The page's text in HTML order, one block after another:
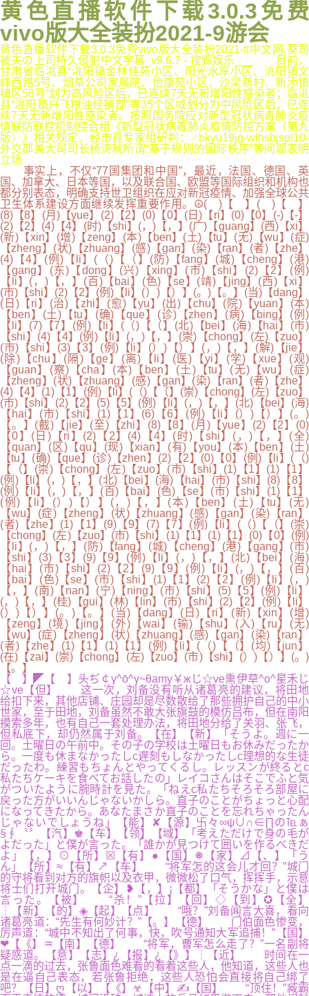
黄色直播软件下载3.0.3免费
vivo版大全装扮2021-9游会
黄色直播软件下载3.0.3免费vivo版大全装扮2021-ft中文网,葵司
被夫の上司持久侵犯中文字幕_v9.6.7 - 搜狐娱乐___ 目前，
甘肃省临洮县“洮阳镇金林佳苑小区、阳光水岸小区、洮阳镇文
峰西路5号、烟草公司家属院、怡康苑小区、沙梁新村、新添镇
镇区56号”划为高风险区后，已连续7天无新增阳性感染者；临洮
县“洮阳镇兴飞粮油经销部”等35个区域划分为中风险区后，已连
续7天无新增阳性感染者。按照国务院应对新型冠状病毒肺炎疫
情联防联控机制综合组《新型冠状病毒肺炎疫情防控方案（第九
版）》相关规定，经市县专家组研判：♂bkyu19jg-wlhsbjspl10-
外交部美大司司长杨涛就所谓“基于规则的国际秩序”等问题表明
立场
事实上，不仅“77国集团和中国”，最近，法国、德国、英
国、加拿大、日本等国，以及联合国、欧盟等国际组织和机构也
都分别表态，明确支持世卫组织在应对新冠疫情、加强全球公共
卫生体系建设方面继续发挥重要作用。☮( )【 】( )【 】
(8)【8】(月)【yue】(2)【2】(0)【0】(日)【ri】(0)【0】(-)【-】
(2)【2】(4)【4】(时)【shi】(，)【，】(广)【guang】(西)【xi】
(新)【xin】(增)【zeng】(本)【ben】(土)【tu】(无)【wu】(症)
【zheng】(状)【zhuang】(感)【gan】(染)【ran】(者)【zhe】
(4)【4】(例)【li】(（)【（】(防)【fang】(城)【cheng】(港)
【gang】(东)【dong】(兴)【xing】(市)【shi】(2)【2】(例)
【li】(，)【，】(百)【bai】(色)【se】(靖)【jing】(西)【xi】
(市)【shi】(2)【2】(例)【li】(）)【）】(。)【。】(当)【dang】
(日)【ri】(治)【zhi】(愈)【yu】(出)【chu】(院)【yuan】(本)
【ben】(土)【tu】(确)【que】(诊)【zhen】(病)【bing】(例)
【li】(7)【7】(例)【li】(（)【（】(北)【bei】(海)【hai】(市)
【shi】(4)【4】(例)【li】(，)【，】(崇)【chong】(左)【zuo】
(市)【shi】(3)【3】(例)【li】(）)【）】(，)【，】(解)【jie】
(除)【chu】(隔)【ge】(离)【li】(医)【yi】(学)【xue】(观)
【guan】(察)【cha】(本)【ben】(土)【tu】(无)【wu】(症)
【zheng】(状)【zhuang】(感)【gan】(染)【ran】(者)【zhe】
(4)【4】(1)【1】(例)【li】(（)【（】(崇)【chong】(左)【zuo】
(市)【shi】(2)【2】(5)【5】(例)【li】(，)【，】(北)【bei】(海)
【hai】(市)【shi】(1)【1】(6)【6】(例)【li】(）)【）】(。)
【。】(截)【jie】(至)【zhi】(8)【8】(月)【yue】(2)【2】(0)
【0】(日)【ri】(2)【2】(4)【4】(时)【shi】(，)【，】(全)
【quan】(区)【qu】(现)【xian】(有)【you】(本)【ben】(土)
【tu】(确)【que】(诊)【zhen】(2)【2】(0)【0】(例)【li】(（)
【（】(崇)【chong】(左)【zuo】(市)【shi】(1)【1】(1)【1】
(例)【li】(，)【，】(北)【bei】(海)【hai】(市)【shi】(8)【8】
(例)【li】(，)【，】(百)【bai】(色)【se】(市)【shi】(1)【1】
(例)【li】(）)【）】(，)【，】(本)【ben】(土)【tu】(无)
【wu】(症)【zheng】(状)【zhuang】(感)【gan】(染)【ran】
(者)【zhe】(1)【1】(9)【9】(7)【7】(例)【li】(（)【（】(崇)
【chong】(左)【zuo】(市)【shi】(1)【1】(1)【1】(0)【0】(例)
【li】(，)【，】(防)【fang】(城)【cheng】(港)【gang】(市)
【shi】(3)【3】(9)【9】(例)【li】(，)【，】(北)【bei】(海)
【hai】(市)【shi】(2)【2】(9)【9】(例)【li】(，)【，】(百)
【bai】(色)【se】(市)【shi】(1)【1】(2)【2】(例)【li】(，)
【，】(南)【nan】(宁)【ning】(市)【shi】(5)【5】(例)【li】
(，)【，】(桂)【gui】(林)【lin】(市)【shi】(2)【2】(例)【li】
(）)【）】(。)【。】(当)【dang】(日)【ri】(新)【xin】(增)
【zeng】(境)【jing】(外)【wai】(输)【shu】(入)【ru】(无)
【wu】(症)【zheng】(状)【zhuang】(感)【gan】(染)【ran】
(者)【zhe】(1)【1】(1)【1】(例)【li】(（)【（】(均)【jun】
(在)【zai】(崇)【chong】(左)【zuo】(市)【shi】(）)【）】(。)
【。】
【 】◤【 】头ぢ￠γ^ō^γ~θamy￥жじ☆ve熏伊草^o^星禾じ
☆ve【但】 这一次，刘备没有听从诸葛亮的建议，将田地
给扣下来，其他店铺、庄园却是尽数散给了那些拥护自己的中小
世家，至于田地，刘备虽然不敢大张旗鼓的模仿吕布，但在南阳
摸索多年，也有自己一套处理办法，将田地分给了关羽、张飞，
但私底下，却仍然属于刘备。【在】【新】「そうよ。週に一
回。土曜日の午前中。その子の学校は土曜日もお休みだったか
ら。一度も休まなかったしc遅刻もしなかったしc理想的な生徒
だったわ。練習もちょんとやってくるし。レッスンが終るとc
私たちケーキを食べてお話したの」レイコさんはそこでふと気
がついたように腕時計を見た。「ねえc私たちそろそろ部屋に
戻った方がいいんじゃないかしら。直子のことがちょっと心配
になってきたから。あなたまさか直子のことを忘れちゃったん
じゃないでしょうね」【能】✘【源】卐々∞ψ∪∩∈∏の℡ぁ
§∮〝〞【汽】♚【车】【领】【域】「考えただけで身の毛が
よだった」と僕が言った。「誰かが見つけて囲いを作るべきだ
よ」【，】⊙【所】☒【有】●【国】❅【家】⊿【、】「う
ん」【所】≈【有】↗【车】 “将军怎的这会儿才回？”城门
的守将看到对方的旗帜以及衣甲，微微松了口气，挥挥手，示意
将士们打开城门。【企】❥【，】¡【都】「そうかな」と僕は
言った。【被】 “杀！”【拉】【回】◇【到】✪【全】
┆【新】【的】◈【起】【点】 “哦？”刘备闻言大喜，看向
诸葛亮道：“先生有何妙计？”【。】【德】 门伯面色惨变，
厉声道：“城中不知出了何事，快，吹号通知大军追捕！”【国】
❤【《】♒【南】【德】 “将军，曹军怎么走了？”一名副将
疑惑道。【意】【志】¿【报】¿【》】┆【近】 时间在一
点一滴的过去，张鲁面色难看的看着这些人，他知道，这些人也
是在逼自己表态，若张鲁拒绝，这些人恐怕会直接将自己绑了
吧？【日】ღ【以】【《】☣【中】✍【国】 “顶住！”臧霸